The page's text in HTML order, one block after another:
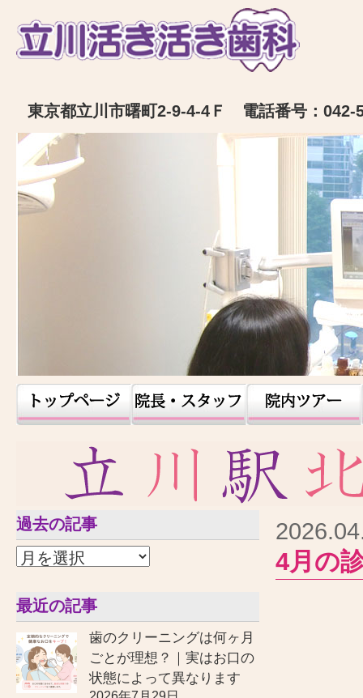
東京都立川市曙町2-9-4-4Ｆ 電話番号：042-
過去の記事
最近の記事
歯のクリーニングは何ヶ月
ごとが理想？｜実はお口の
状態によって異なります
4月の